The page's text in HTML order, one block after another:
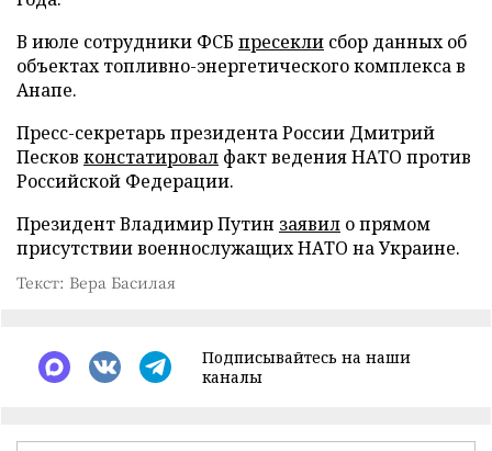
В июле сотрудники ФСБ пресекли сбор данных об
объектах топливно-энергетического комплекса в
Анапе.
Пресс-секретарь президента России Дмитрий
Песков констатировал факт ведения НАТО против
Российской Федерации.
Президент Владимир Путин заявил о прямом
присутствии военнослужащих НАТО на Украине.
Текст: Вера Басилая
Подписывайтесь на наши
каналы